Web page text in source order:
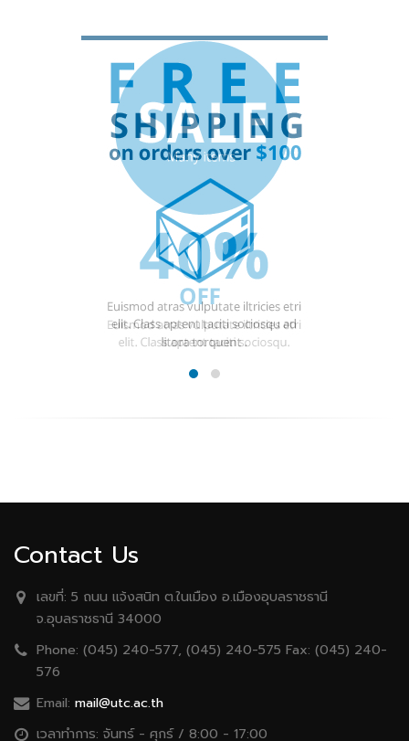
Contact Us
เลขที่: 5 ถนน เเจ้งสนิท ต.ในเมือง อ.เมืองอุบลราชธานี
จ.อุบลราชธานี 34000
Phone: (045) 240-577, (045) 240-575 Fax: (045) 240-
576
Email: mail@utc.ac.th
เวลาทำการ: จันทร์ - ศุกร์ / 8:00 - 17:00